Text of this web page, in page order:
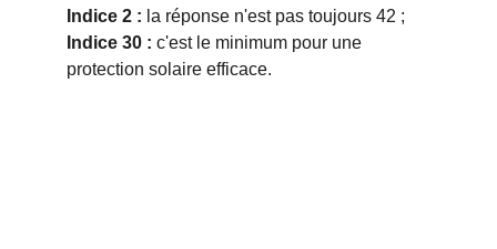
Indice 2 : la réponse n'est pas toujours 42 ;
Indice 30 : c'est le minimum pour une
protection solaire efficace.